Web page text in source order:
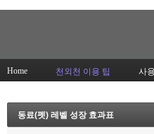
Home 천외천 이용 팁 사
동료(펫) 레벨 성장 효과표